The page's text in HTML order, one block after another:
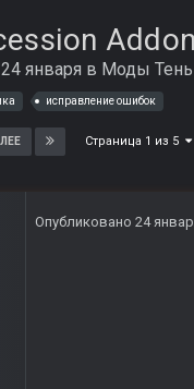
Addon
24 января в Моды
исправление ошибок
Страница 1 из 5
Опубликовано 24